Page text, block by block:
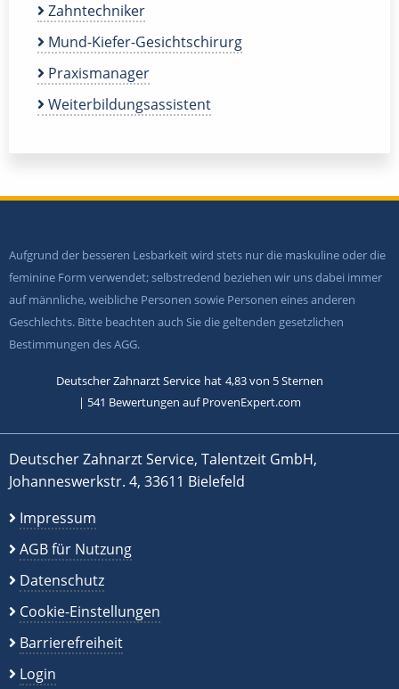
Zahntechniker
Mund-Kiefer-Gesichtschirurg
Praxismanager
Weiterbildungsassistent
Aufgrund der besseren Lesbarkeit wird stets nur die maskuline oder die
feminine Form verwendet; selbstredend beziehen wir uns dabei immer
auf männliche, weibliche Personen sowie Personen eines anderen
Geschlechts. Bitte beachten auch Sie die geltenden gesetzlichen
Bestimmungen des AGG.
Deutscher Zahnarzt Service hat 4,83von 5Sternen
| 541 Bewertungen auf ProvenExpert.com
Deutscher Zahnarzt Service, Talentzeit GmbH,
Johanneswerkstr. 4, 33611 Bielefeld
Impressum
AGB für Nutzung
Datenschutz
Cookie-Einstellungen
Barrierefreiheit
Login